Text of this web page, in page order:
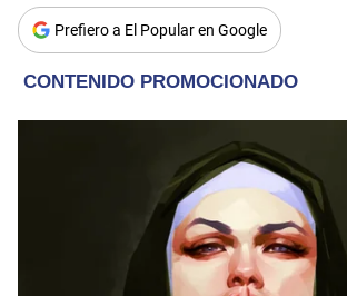
Prefiero a El Popular en Google